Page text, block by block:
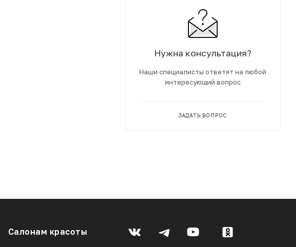
Нужна консультация?
Наши специалисты ответят на любой
интересующий вопрос
ЗАДАТЬ ВОПРОС
Салонам красоты